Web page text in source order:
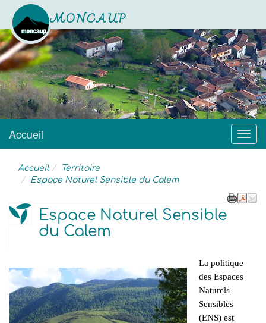
MONCAUP
Site officiel
Menu
Accueil
Accueil
Territoire
Espace Naturel Sensible du Calem
Espace Naturel Sensible
du Calem
La politique
des Espaces
Naturels
Sensibles
(ENS) est